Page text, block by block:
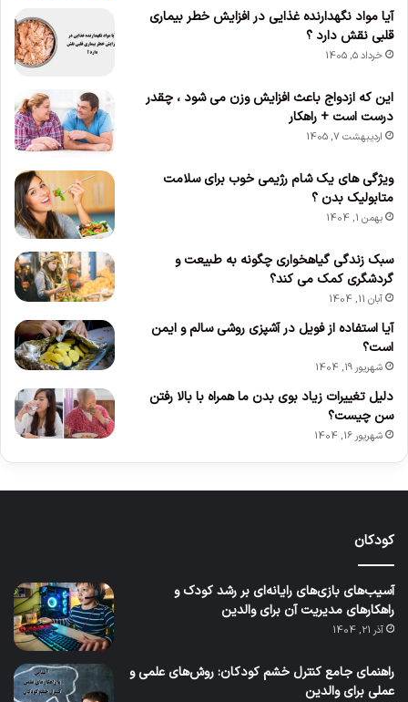
آیا مواد نگهدارنده غذایی در افزایش خطر بیماری
قلبی نقش دارد ؟
خرداد 5, 1405
این که ازدواج باعث افزایش وزن می‌ شود ، چقدر
درست است + راهکار
اردیبهشت 7, 1405
ویژگی های یک شام رژیمی خوب برای سلامت
متابولیک بدن ؟
بهمن 1, 1404
سبک زندگی گیاهخواری چگونه به طبیعت و
گردشگری کمک می کند؟
آبان 11, 1404
آیا استفاده از فویل در آشپزی روشی سالم و ایمن
است؟
شهریور 19, 1404
دلیل تغییرات زیاد بوی بدن ما همراه با بالا رفتن
سن چیست؟
شهریور 16, 1404
کودکان
آسیب‌های بازی‌های رایانه‌ای بر رشد کودک و
راهکارهای مدیریت آن برای والدین
آذر 21, 1404
راهنمای جامع کنترل خشم کودکان: روش‌های علمی و
عملی برای والدین